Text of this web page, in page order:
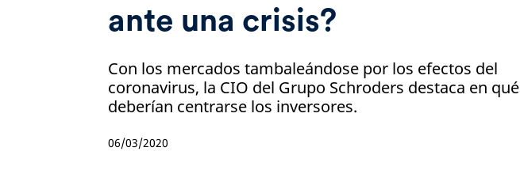
ante una crisis?
Con los mercados tambaleándose por los efectos del
coronavirus, la CIO del Grupo Schroders destaca en qué
deberían centrarse los inversores.
06/03/2020